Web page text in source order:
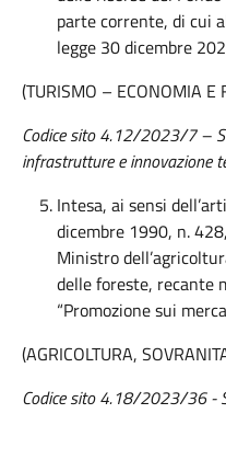
parte corrente, di cui
legge 30 dicembre
(TURISMO – ECONOMIA E
Codice sito 4.12/2023/7 –
infrastrutture e innovazione
Intesa, ai sensi
dicembre 1990, n.
Ministro
delle foreste, recante
“Promozione sui
(AGRICOLTURA,
Codice sito 4.18/2023/36 -